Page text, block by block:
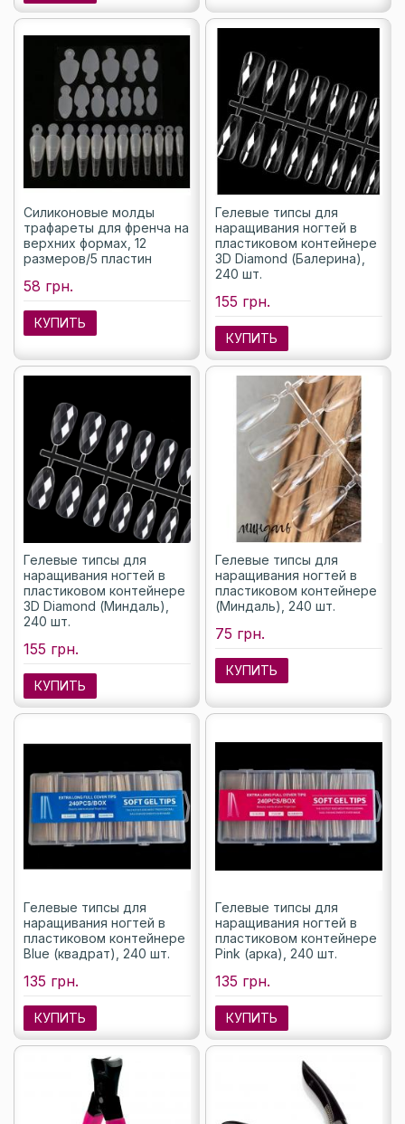
Силиконовые молды
трафареты для френча на
верхних формах, 12
размеров/5 пластин
58 грн.
КУПИТЬ
Гелевые типсы для
наращивания ногтей в
пластиковом контейнере
3D Diamond (Балерина),
240 шт.
155 грн.
КУПИТЬ
Гелевые типсы для
наращивания ногтей в
пластиковом контейнере
3D Diamond (Миндаль),
240 шт.
155 грн.
КУПИТЬ
Гелевые типсы для
наращивания ногтей в
пластиковом контейнере
(Миндаль), 240 шт.
75 грн.
КУПИТЬ
Гелевые типсы для
наращивания ногтей в
пластиковом контейнере
Blue (квадрат), 240 шт.
135 грн.
КУПИТЬ
Гелевые типсы для
наращивания ногтей в
пластиковом контейнере
Pink (арка), 240 шт.
135 грн.
КУПИТЬ